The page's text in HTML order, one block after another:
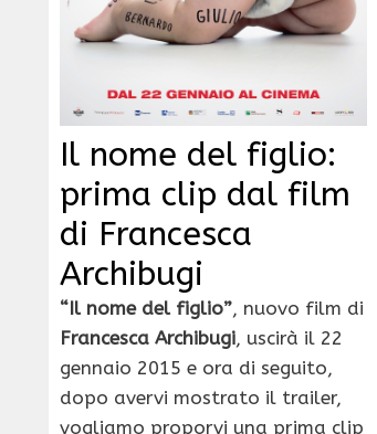
Il nome del figlio:
prima clip dal film
di Francesca
Archibugi
“Il nome del figlio”, nuovo film di
Francesca Archibugi, uscirà il 22
gennaio 2015 e ora di seguito,
dopo avervi mostrato il trailer,
vogliamo proporvi una prima clip